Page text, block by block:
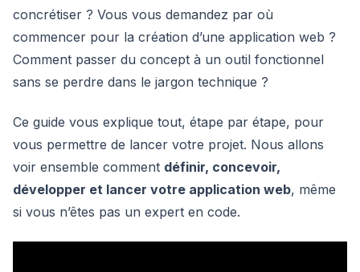
concrétiser ? Vous vous demandez par où
commencer pour la création d’une application web ?
Comment passer du concept à un outil fonctionnel
sans se perdre dans le jargon technique ?
Ce guide vous explique tout, étape par étape, pour
vous permettre de lancer votre projet. Nous allons
voir ensemble comment définir, concevoir,
développer et lancer votre application web, même
si vous n’êtes pas un expert en code.